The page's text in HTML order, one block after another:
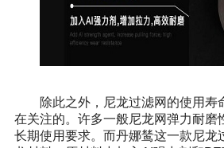
除此之外，尼龙过滤网的使用寿
在关注的。许多一般尼龙网弹力耐磨
长期使用要求。而丹娜鸶这一款尼龙